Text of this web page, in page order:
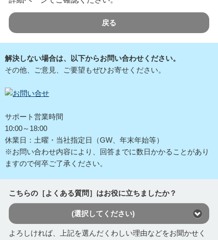
戻る
解決しない場合は、以下からお問い合わせください。
その他、ご意見、ご要望もぜひお寄せください。
サポート営業時間
10:00～18:00
休業日：土曜・当社指定日（GW、年末年始等）
※お問い合わせ内容により、回答までに数日かかることがあり
ますので何卒ご了承ください。
こちらの［よくある質問］はお役に立ちましたか？
(選択してください)
よろしければ、上記を選んだくわしい理由などをお聞かせく